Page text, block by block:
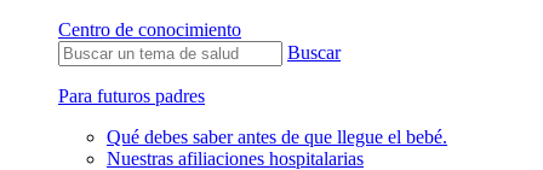
Centro de conocimiento
Buscar
Para futuros padres
Qué debes saber antes de que llegue el bebé.
Nuestras afiliaciones hospitalarias